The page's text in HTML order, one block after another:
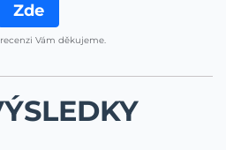
Zde
Vám děkujeme.